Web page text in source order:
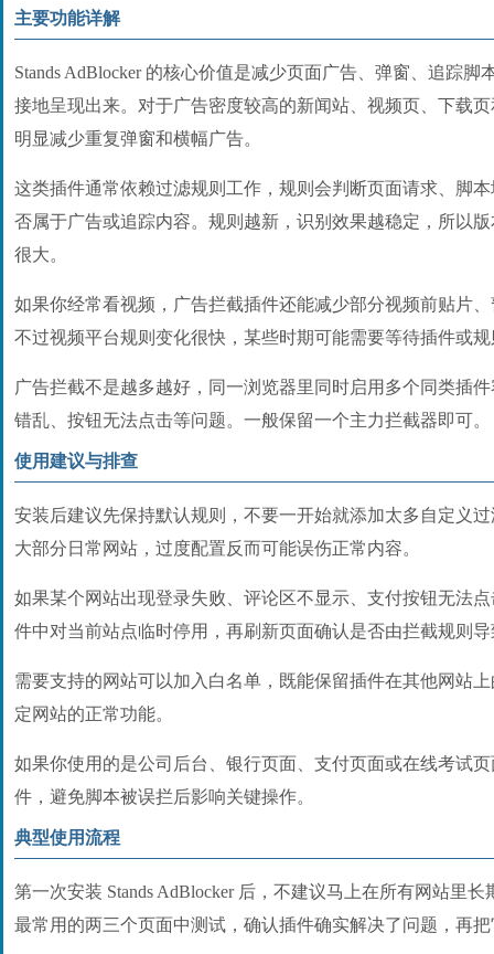
主要功能详解
Stands AdBlocker 的核心价值是减少页面广告、弹窗、追踪
接地呈现出来。对于广告密度较高的新闻站、视频页、下载
明显减少重复弹窗和横幅广告。
这类插件通常依赖过滤规则工作，规则会判断页面请求、脚
否属于广告或追踪内容。规则越新，识别效果越稳定，所以
很大。
如果你经常看视频，广告拦截插件还能减少部分视频前贴片
不过视频平台规则变化很快，某些时期可能需要等待插件或
广告拦截不是越多越好，同一浏览器里同时启用多个同类插
错乱、按钮无法点击等问题。一般保留一个主力拦截器即可。
使用建议与排查
安装后建议先保持默认规则，不要一开始就添加太多自定义
大部分日常网站，过度配置反而可能误伤正常内容。
如果某个网站出现登录失败、评论区不显示、支付按钮无法
件中对当前站点临时停用，再刷新页面确认是否由拦截规则
需要支持的网站可以加入白名单，既能保留插件在其他网站
定网站的正常功能。
如果你使用的是公司后台、银行页面、支付页面或在线考试
件，避免脚本被误拦后影响关键操作。
典型使用流程
第一次安装 Stands AdBlocker 后，不建议马上在所有网站里
最常用的两三个页面中测试，确认插件确实解决了问题，再